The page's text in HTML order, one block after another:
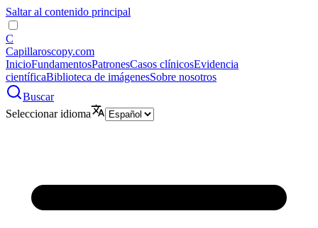
Saltar al contenido principal
C
Capillaroscopy.com
InicioFundamentosPatronesCasos clínicosEvidencia
científicaBiblioteca de imágenesSobre nosotros
Buscar
Seleccionar idioma